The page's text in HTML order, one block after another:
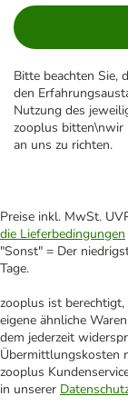
Bitte beachten Sie,
den
Nutzung des
zooplus bitten\nwir
an uns zu richten.
Preise inkl. MwSt.
die Lieferbedingungen
"Sonst" = Der
Tage.
zooplus ist
eigene ähnliche
dem jederzeit
Übermittlungskosten
zooplus
in unserer